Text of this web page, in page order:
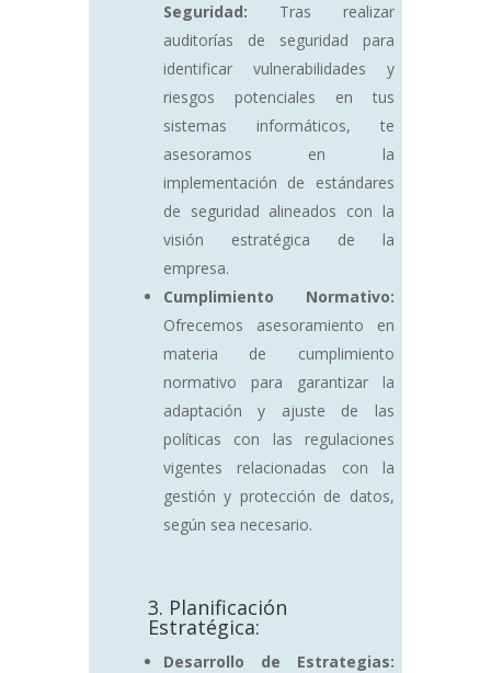
Seguridad: Tras realizar
auditorías de seguridad para
identificar vulnerabilidades y
riesgos potenciales en tus
sistemas informáticos, te
asesoramos en la
implementación de estándares
de seguridad alineados con la
visión estratégica de la
empresa.
Cumplimiento Normativo:
Ofrecemos asesoramiento en
materia de cumplimiento
normativo para garantizar la
adaptación y ajuste de las
políticas con las regulaciones
vigentes relacionadas con la
gestión y protección de datos,
según sea necesario.
3. Planificación
Estratégica:
Desarrollo de Estrategias: